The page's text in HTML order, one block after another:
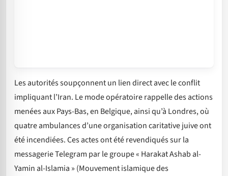
Les autorités soupçonnent un lien direct avec le conflit
impliquant l’Iran. Le mode opératoire rappelle des actions
menées aux Pays-Bas, en Belgique, ainsi qu’à Londres, où
quatre ambulances d’une organisation caritative juive ont
été incendiées. Ces actes ont été revendiqués sur la
messagerie Telegram par le groupe « Harakat Ashab al-
Yamin al-Islamia » (Mouvement islamique des